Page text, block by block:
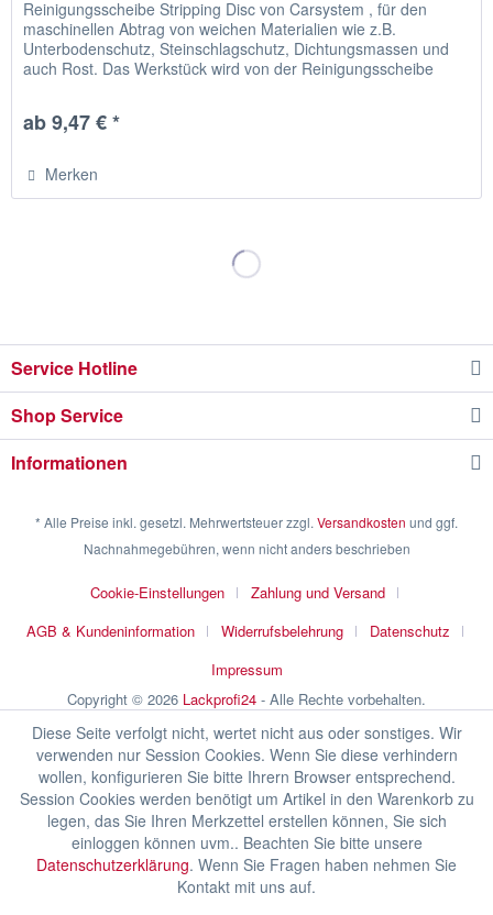
Reinigungsscheibe Stripping Disc von Carsystem , für den
maschinellen Abtrag von weichen Materialien wie z.B.
Unterbodenschutz, Steinschlagschutz, Dichtungsmassen und
auch Rost. Das Werkstück wird von der Reinigungsscheibe
ab 9,47 € *
Merken
Service Hotline
Shop Service
Informationen
* Alle Preise inkl. gesetzl. Mehrwertsteuer zzgl. Versandkosten und ggf.
Nachnahmegebühren, wenn nicht anders beschrieben
Cookie-Einstellungen
Zahlung und Versand
AGB & Kundeninformation
Widerrufsbelehrung
Datenschutz
Impressum
Copyright © 2026 Lackprofi24 - Alle Rechte vorbehalten.
Diese Seite verfolgt nicht, wertet nicht aus oder sonstiges. Wir
verwenden nur Session Cookies. Wenn Sie diese verhindern
wollen, konfigurieren Sie bitte Ihrern Browser entsprechend.
Session Cookies werden benötigt um Artikel in den Warenkorb zu
legen, das Sie Ihren Merkzettel erstellen können, Sie sich
einloggen können uvm.. Beachten Sie bitte unsere
Datenschutzerklärung. Wenn Sie Fragen haben nehmen Sie
Kontakt mit uns auf.